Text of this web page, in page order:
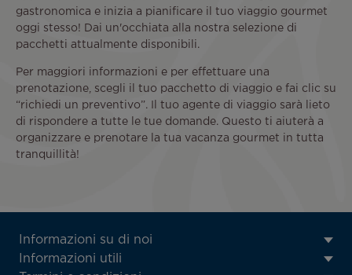
gastronomica e inizia a pianificare il tuo viaggio gourmet
oggi stesso! Dai un'occhiata alla nostra selezione di
pacchetti attualmente disponibili.
Per maggiori informazioni e per effettuare una
prenotazione, scegli il tuo pacchetto di viaggio e fai clic su
“richiedi un preventivo”. Il tuo agente di viaggio sarà lieto
di rispondere a tutte le tue domande. Questo ti aiuterà a
organizzare e prenotare la tua vacanza gourmet in tutta
tranquillità!
ATN:
Footer
menu
Informazioni su di noi
Informazioni utili